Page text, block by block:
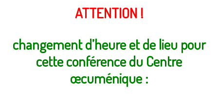
ATTENTION !
changement d’heure et de lieu pour
cette conférence du Centre
œcuménique :